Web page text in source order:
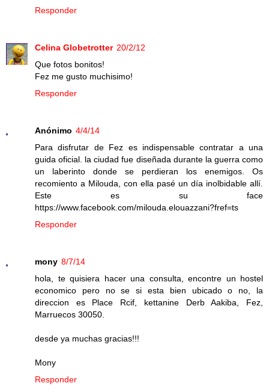
Responder
Celina Globetrotter 20/2/12
Que fotos bonitos!
Fez me gusto muchisimo!
Responder
Anónimo 4/4/14
Para disfrutar de Fez es indispensable contratar a una
guida oficial. la ciudad fue diseñada durante la guerra como
un laberinto donde se perdieran los enemigos. Os
recomiento a Milouda, con ella pasé un día inolbidable allí.
Este es su face
https://www.facebook.com/milouda.elouazzani?fref=ts
Responder
mony 8/7/14
hola, te quisiera hacer una consulta, encontre un hostel
economico pero no se si esta bien ubicado o no, la
direccion es Place Rcif, kettanine Derb Aakiba, Fez,
Marruecos 30050.
desde ya muchas gracias!!!
Mony
Responder